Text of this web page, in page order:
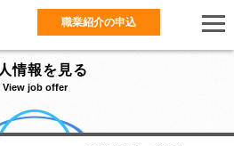
職業紹介の申込
情報を見る
View job offer